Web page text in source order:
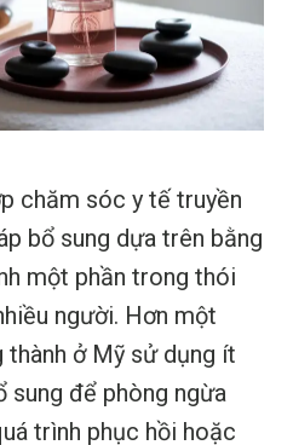
chăm sóc y tế truyền
bổ sung dựa trên bằng
một phần trong thói
người. Hơn một
ở Mỹ sử dụng ít
sung để phòng ngừa
trình phục hồi hoặc